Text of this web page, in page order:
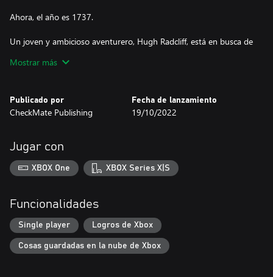
Ahora, el año es 1737.
Un joven y ambicioso aventurero, Hugh Radcliff, está en busca de
Ahora, diferentes personas viven en Crowalt, donde vino a
descubrir lo que le sucedió a la Colonia Perdida.
Mostrar más
Publicado por
CheckMate Publishing
Fecha de lanzamiento
19/10/2022
Jugar con
XBOX One XBOX Series X|S
Funcionalidades
Single player Logros de Xbox
Cosas guardadas en la nube de Xbox